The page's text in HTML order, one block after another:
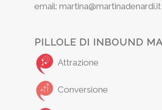
email: martina@martinadenardi.it
PILLOLE DI INBOUND
Attrazione
Conversione